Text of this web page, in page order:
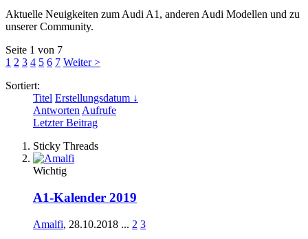
Aktuelle Neuigkeiten zum Audi A1, anderen Audi Modellen und zu
unserer Community.
Seite 1 von 7
1 2 3 4 5 6 7 Weiter >
Sortiert:
Titel Erstellungsdatum ↓
AntwortenAufrufe
Letzter Beitrag
Sticky Threads
Wichtig
A1-Kalender 2019
Amalfi, 28.10.2018 ... 2 3